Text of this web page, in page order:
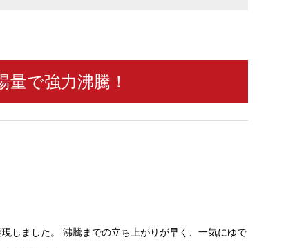
で強力沸騰！
しました。 沸騰までの立ち上がりが早く、一気にゆで